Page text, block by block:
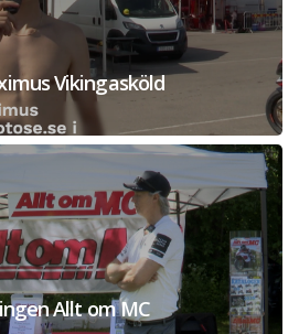
Vikingasköld
Allt om MC